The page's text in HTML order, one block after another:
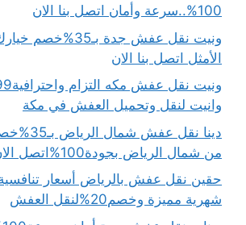
100%..سرعة وأمان اتصل بنا الان
ونيت نقل عفش جدة
الأمثل اتصل بنا الان
وانيت لنقل وتحميل العفش في مكة
دينا نقل
من شمال الرياض بجودة100%اتصل الان
شهرية مميزة وخصم20%لنقل العفش